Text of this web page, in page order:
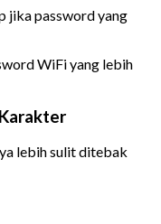
jika password yang
WiFi yang lebih
lebih sulit ditebak